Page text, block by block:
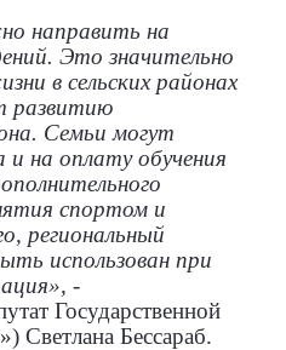
направить на
Это значительно
в сельских районах
развитию
Семьи могут
и на оплату обучения
спортом и
региональный
использован при
-
Государственной
Светлана Бессараб.